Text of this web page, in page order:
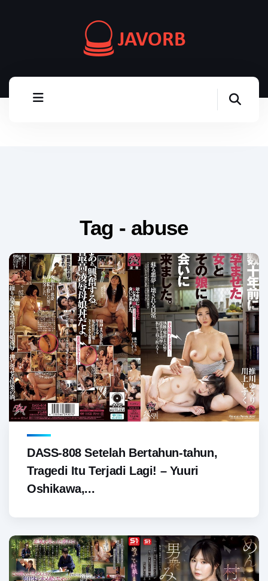
Tag - abuse
DASS-808 Setelah Bertahun-tahun,
Tragedi Itu Terjadi Lagi! – Yuuri
Oshikawa,...